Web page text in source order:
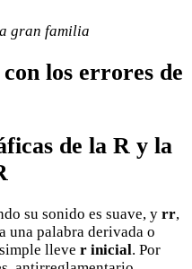
gran familia
los errores de
de la R y la
su sonido es suave, y rr,
una palabra derivada o
lleve r inicial. Por